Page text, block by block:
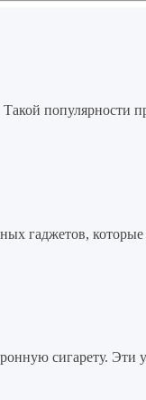
популярности
гаджетов,
сигарету. Эти